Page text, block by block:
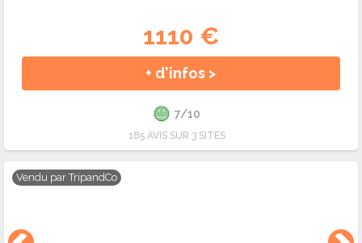
1110 €
+ d'infos >
7/10
185 AVIS SUR 3 SITES
Vendu parTripandCo